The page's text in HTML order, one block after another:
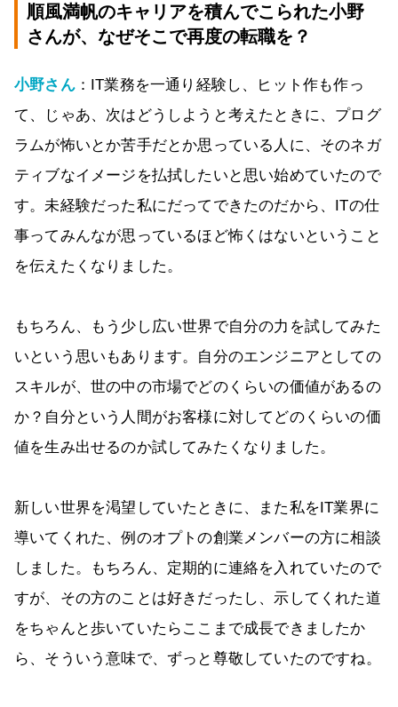
順風満帆のキャリアを積んでこられた小野
さんが、なぜそこで再度の転職を？
小野さん：IT業務を一通り経験し、ヒット作も作っ
て、じゃあ、次はどうしようと考えたときに、プログ
ラムが怖いとか苦手だとか思っている人に、そのネガ
ティブなイメージを払拭したいと思い始めていたので
す。未経験だった私にだってできたのだから、ITの仕
事ってみんなが思っているほど怖くはないということ
を伝えたくなりました。
もちろん、もう少し広い世界で自分の力を試してみた
いという思いもあります。自分のエンジニアとしての
スキルが、世の中の市場でどのくらいの価値があるの
か？自分という人間がお客様に対してどのくらいの価
値を生み出せるのか試してみたくなりました。
新しい世界を渇望していたときに、また私をIT業界に
導いてくれた、例のオプトの創業メンバーの方に相談
しました。もちろん、定期的に連絡を入れていたので
すが、その方のことは好きだったし、示してくれた道
をちゃんと歩いていたらここまで成長できましたか
ら、そういう意味で、ずっと尊敬していたのですね。